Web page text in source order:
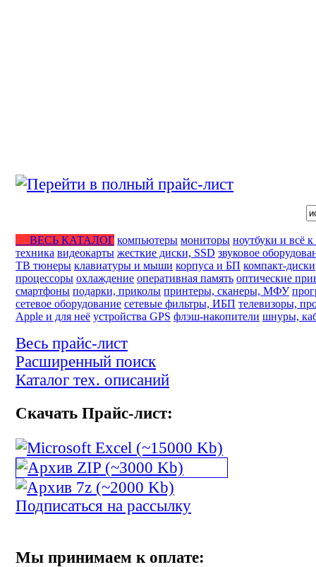
ВЕСЬ КАТАЛОГ компьютеры мониторы ноутбуки и всё
техника видеокарты жесткие диски, SSD звуковое
ТВ тюнеры клавиатуры и мыши корпуса и БП компакт-диски
процессоры охлаждение оперативная память оптические
смартфоны подарки, приколы принтеры, сканеры, МФУ
сетевое оборудование сетевые фильтры, ИБП телевизоры,
Apple и для неё устройства GPS флэш-накопители шнуры,
Весь прайс-лист
Расширенный поиск
Каталог тех. описаний
Скачать Прайс-лист:
Подписаться на рассылку
Мы принимаем к оплате: